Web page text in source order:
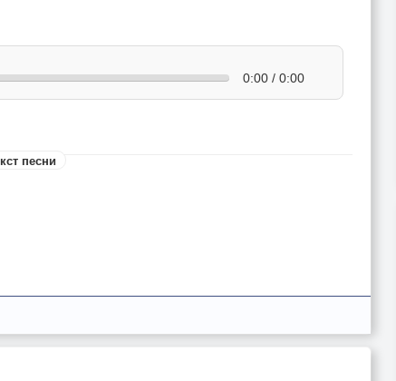
0:00 / 0:00
песни